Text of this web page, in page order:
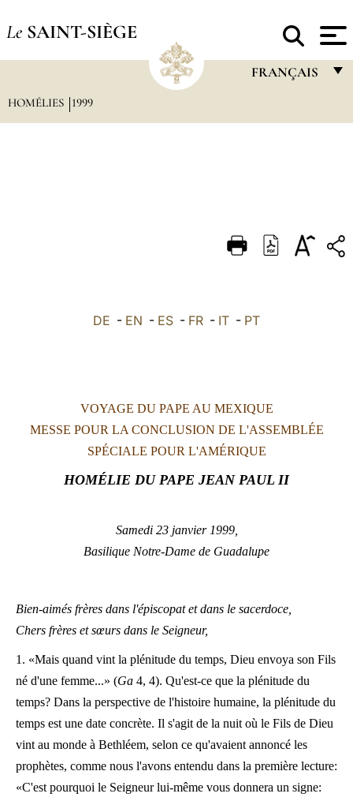
Le SAINT-SIÈGE
FRANÇAIS
DEUTSCH
العربيّة
HOMÉLIES 1999
DE - EN - ES - FR - IT - PT
VOYAGE DU PAPE AU MEXIQUE
MESSE POUR LA CONCLUSION DE L'ASSEMBLÉE
SPÉCIALE POUR L'AMÉRIQUE
HOMÉLIE DU PAPE JEAN PAUL II
Samedi 23 janvier 1999,
Basilique Notre-Dame de Guadalupe
Bien-aimés frères dans l'épiscopat et dans le sacerdoce,
Chers frères et sœurs dans le Seigneur,
1. «Mais quand vint la plénitude du temps, Dieu envoya son Fils
né d'une femme...» (Ga 4, 4). Qu'est-ce que la plénitude du
temps? Dans la perspective de l'histoire humaine, la plénitude du
temps est une date concrète. Il s'agit de la nuit où le Fils de Dieu
vint au monde à Bethléem, selon ce qu'avaient annoncé les
prophètes, comme nous l'avons entendu dans la première lecture:
«C'est pourquoi le Seigneur lui-même vous donnera un signe: